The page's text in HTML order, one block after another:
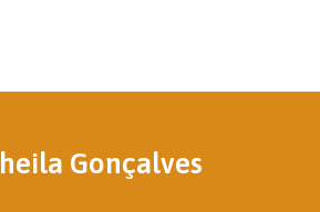
Gonçalves